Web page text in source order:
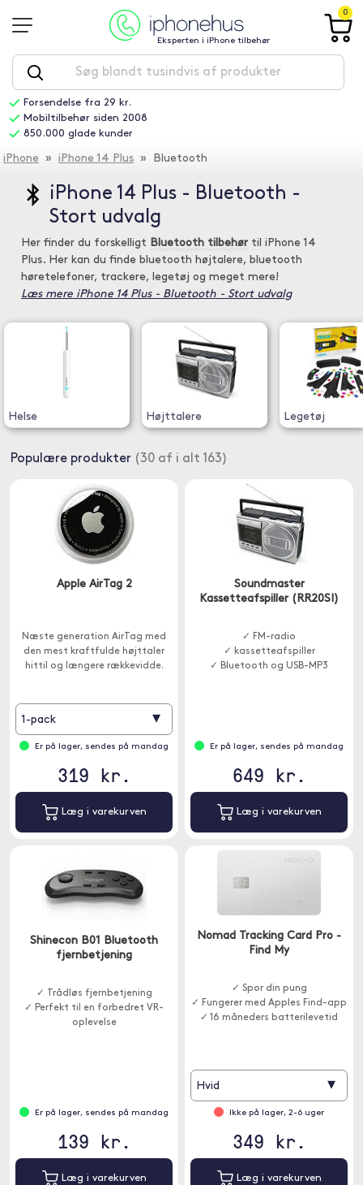
Eksperten i iPhone tilbehør
0
Forsendelse fra 29 kr.
Mobiltilbehør siden 2008
850.000 glade kunder
iPhone » iPhone 14 Plus » Bluetooth
iPhone 14 Plus - Bluetooth -
Stort udvalg
Her finder du forskelligt Bluetooth tilbehør til iPhone 14
Plus. Her kan du finde bluetooth højtalere, bluetooth
høretelefoner, trackere, legetøj og meget mere!
Læs mere iPhone 14 Plus - Bluetooth - Stort udvalg
Helse Højttalere Legetøj
Populære produkter (30 af i alt 163)
Apple AirTag 2
Næste generation AirTag med
den mest kraftfulde højttaler
hittil og længere rækkevidde.
1-pack ▾
Er på lager, sendes på mandag
319 kr.
Læg i varekurven
Soundmaster
Kassetteafspiller (RR20SI)
✓ FM-radio
✓ kassetteafspiller
✓ Bluetooth og USB-MP3
Er på lager, sendes på mandag
649 kr.
Læg i varekurven
Shinecon B01 Bluetooth
fjernbetjening
✓ Trådløs fjernbetjening
✓ Perfekt til en forbedret VR-
oplevelse
Er på lager, sendes på mandag
139 kr.
Læg i varekurven
Nomad Tracking Card Pro -
Find My
✓ Spor din pung
✓ Fungerer med Apples Find-app
✓ 16 måneders batterilevetid
Hvid ▾
Ikke på lager, 2-6 uger
349 kr.
Læg i varekurven